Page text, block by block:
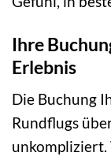
Ihre
Erlebnis
Die Buchung
Rundflugs
unkompliziert.